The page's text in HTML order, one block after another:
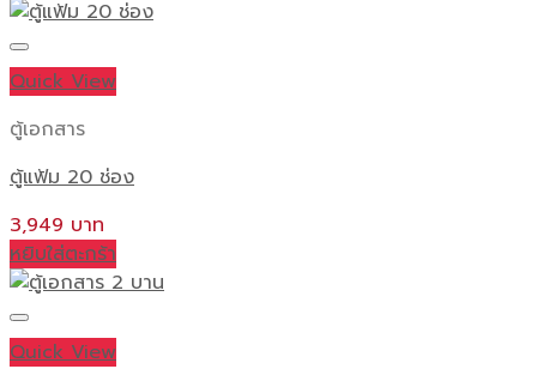
Quick View
ตู้เอกสาร
ตู้แฟ้ม 20 ช่อง
3,949
หยิบใส่ตะกร้า
Quick View